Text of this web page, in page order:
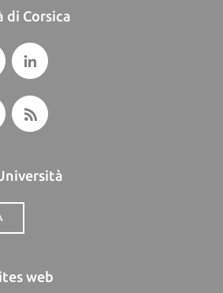
di Corsica
web